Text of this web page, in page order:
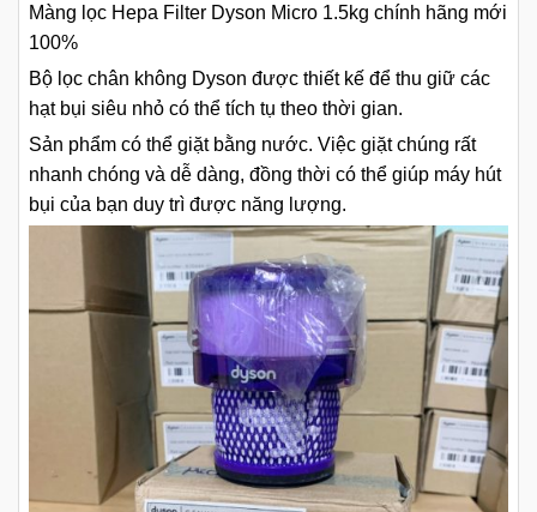
Màng lọc Hepa Filter Dyson Micro 1.5kg chính hãng mới
100%
Bộ lọc chân không Dyson được thiết kế để thu giữ các
hạt bụi siêu nhỏ có thể tích tụ theo thời gian.
Sản phẩm có thể giặt bằng nước. Việc giặt chúng rất
nhanh chóng và dễ dàng, đồng thời có thể giúp máy hút
bụi của bạn duy trì được năng lượng.